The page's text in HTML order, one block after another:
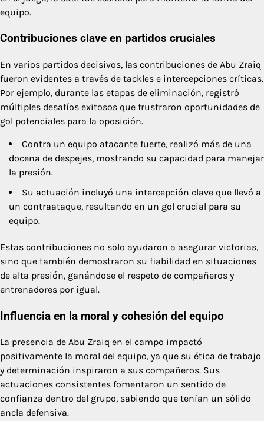
equipo.
Contribuciones clave en partidos cruciales
En varios partidos decisivos, las contribuciones de Abu Zraiq
fueron evidentes a través de tackles e intercepciones críticas.
Por ejemplo, durante las etapas de eliminación, registró
múltiples desafíos exitosos que frustraron oportunidades de
gol potenciales para la oposición.
Contra un equipo atacante fuerte, realizó más de una
docena de despejes, mostrando su capacidad para manejar
la presión.
Su actuación incluyó una intercepción clave que llevó a
un contraataque, resultando en un gol crucial para su
equipo.
Estas contribuciones no solo ayudaron a asegurar victorias,
sino que también demostraron su fiabilidad en situaciones
de alta presión, ganándose el respeto de compañeros y
entrenadores por igual.
Influencia en la moral y cohesión del equipo
La presencia de Abu Zraiq en el campo impactó
positivamente la moral del equipo, ya que su ética de trabajo
y determinación inspiraron a sus compañeros. Sus
actuaciones consistentes fomentaron un sentido de
confianza dentro del grupo, sabiendo que tenían un sólido
ancla defensiva.